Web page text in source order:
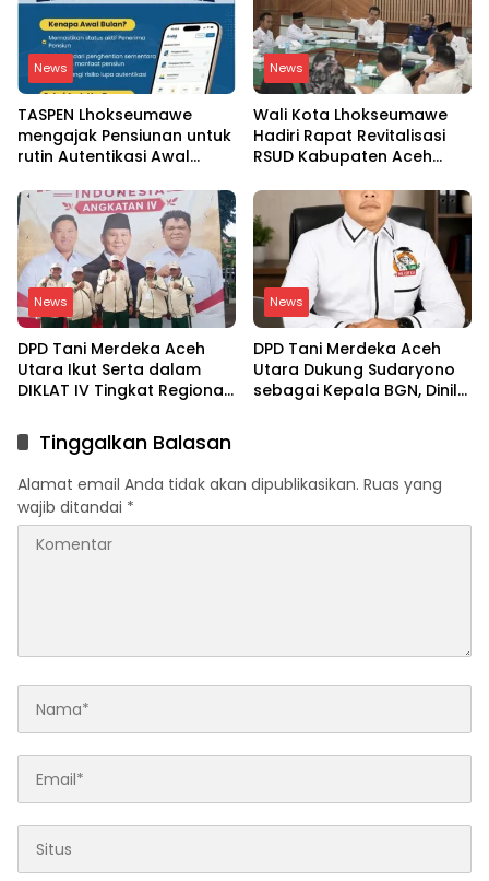
News
TASPEN Lhokseumawe
mengajak Pensiunan untuk
rutin Autentikasi Awal
Pensiun tetap Lancar
News
Wali Kota Lhokseumawe
Hadiri Rapat Revitalisasi
RSUD Kabupaten Aceh
Kepemilikan RSU Cut
Meutia
News
DPD Tani Merdeka Aceh
Utara Ikut Serta dalam
DIKLAT IV Tingkat Regional
News
DPD Tani Merdeka Aceh
Utara Dukung Sudaryono
sebagai Kepala BGN, Dinilai
Tinggalkan Balasan
Alamat email Anda tidak akan dipublikasikan. Ruas yang
wajib ditandai *